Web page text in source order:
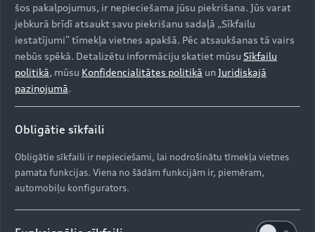
šos pakalpojumus, ir nepieciešama jūsu piekrišana. Jūs varat
jebkurā brīdī atsaukt savu piekrišanu sadaļā „Sīkfailu
iestatījumi” tīmekļa vietnes apakšā. Pēc atsaukšanas tā vairs
nebūs spēkā. Detalizētu informāciju skatiet mūsu Sīkfailu
politikā, mūsu Konfidencialitātes politikā unJuridiskajā
paziņojumā.
Obligātie sīkfaili
Obligātie sīkfaili ir nepieciešami, lai nodrošinātu tīmekļa vietnes
pamata funkcijas. Viena no šādām funkcijām ir, piemēram,
automobiļu konfigurators.